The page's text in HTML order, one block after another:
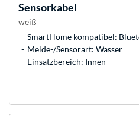
Sensorkabel
weiß
SmartHome kompatibel:
Melde-/Sensorart: Wasser
Einsatzbereich: Innen